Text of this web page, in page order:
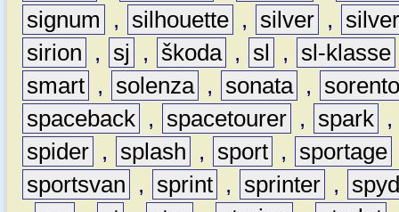
signum
, silhouette , silver ,
sirion
, sj , škoda , sl , sl-klasse
smart , solenza , sonata ,
spaceback , spacetourer , spark ,
spider , splash , sport , sportage
sportsvan
, sprint , sprinter ,